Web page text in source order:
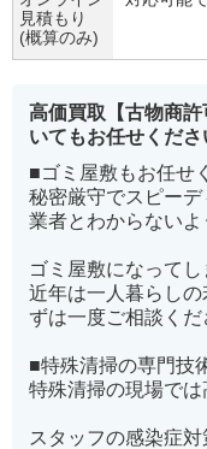
見積もり
(概算のみ)
高価買取【古物商
いてもお任せくださ
■ゴミ屋敷もお任せ
秘密厳守でスピーデ
業者とわからないよ
ゴミ屋敷になってし
近年は一人暮らし
ずは一度ご相談くだ
■特殊清掃の専門技
特殊清掃の現場では
スタッフの感染症